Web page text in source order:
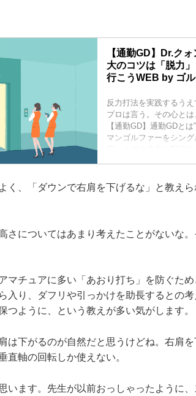
【通勤GD】Dr.ク
大のコツは「脱力
行こうWEB by ゴ
反力打法を実践するう
プロは言う。その心と
【通勤GD】通勤GDと
マンゴルファーをシン
日）までの夕方に配信
ズでお届け。帰りの電
【語り手／クォン教授】
く、「ダウンで右肩を下げるな」と教え
さについてはあまり考えたことがないな
マチュアに多い「あおり打ち」を防ぐた
入り、ダフリや引っかけを助長するとの
つように、という教えが多い気がします。
は下がるのが自然だと思うけどね。右肩
直軸の回転しか使えない。
います。先生が以前おっしゃったように